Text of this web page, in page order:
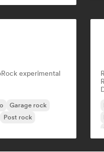
Rock experimental
Garage rock
Post rock